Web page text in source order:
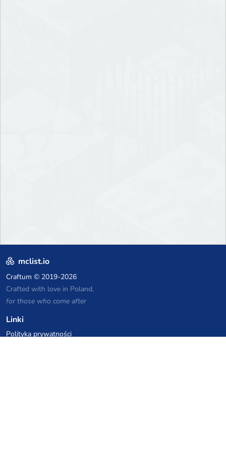
mclist.io
Craftum © 2019-2026
Crafted with love in Poland,
for those who come after
Linki
Polityka prywatności